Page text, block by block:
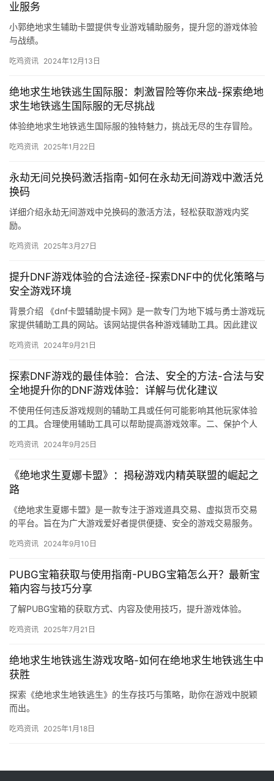
业服务
小郭绝地求生辅助卡盟提供专业游戏辅助服务，提升您的游戏体验
与战绩。
吃鸡资讯 2024年12月13日
绝地求生地铁逃生国际服：刺激冒险等你来战-探索绝地
求生地铁逃生国际服的无尽挑战
体验绝地求生地铁逃生国际服的独特魅力，挑战无尽的生存冒险。
吃鸡资讯 2025年1月22日
永劫无间兑换码激活指南-如何在永劫无间游戏中激活兑
换码
详细介绍永劫无间游戏中兑换码的激活方法，轻松获取游戏内奖
励。
吃鸡资讯 2025年3月27日
提升DNF游戏体验的合法途径-探索DNF中的优化策略与
安全游戏环境
背景介绍 《dnf卡盟辅助提卡网》是一款专门为地下城与勇士游戏玩
家提供辅助工具的网站。该网站提供各种游戏辅助工具。因此建议
吃鸡资讯 2024年9月21日
探索DNF游戏的最佳体验：合法、安全的方法-合法与安
全地提升你的DNF游戏体验：详解与优化建议
不使用任何违反游戏规则的辅助工具或任何可能影响其他玩家体验
的工具。合理使用辅助工具可以帮助提高游戏效率。二、保护个人
吃鸡资讯 2024年9月25日
《绝地求生夏娜卡盟》：揭秘游戏内精英联盟的崛起之
路
《绝地求生夏娜卡盟》是一款专注于游戏道具交易、虚拟货币交易
的平台。旨在为广大游戏爱好者提供便捷、安全的游戏交易服务。
吃鸡资讯 2024年9月10日
PUBG宝箱获取与使用指南-PUBG宝箱怎么开？最新宝
箱内容与技巧分享
了解PUBG宝箱的获取方式、内容及使用技巧，提升游戏体验。
吃鸡资讯 2025年7月21日
绝地求生地铁逃生游戏攻略-如何在绝地求生地铁逃生中
获胜
探索《绝地求生地铁逃生》的生存技巧与策略，助你在游戏中脱颖
而出。
吃鸡资讯 2025年1月18日